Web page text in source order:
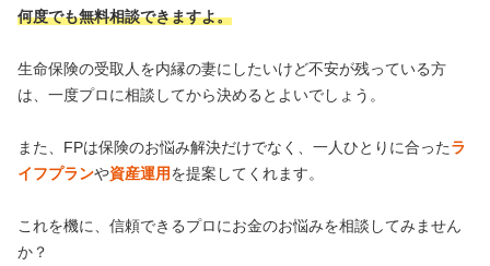
何度でも無料相談できますよ。
生命保険の受取人を内縁の妻にしたいけど不安が残っている方
は、一度プロに相談してから決めるとよいでしょう。
また、FPは保険のお悩み解決だけでなく、一人ひとりに合ったラ
イフプランや資産運用を提案してくれます。
これを機に、信頼できるプロにお金のお悩みを相談してみません
か？